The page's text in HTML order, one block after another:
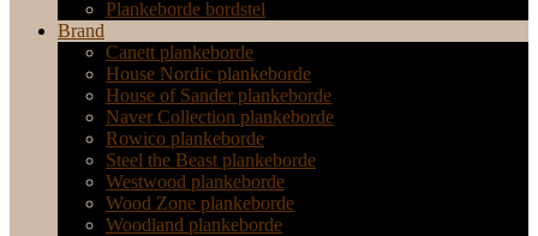
Plankeborde bordstel
Brand
Canett plankeborde
House Nordic plankeborde
House of Sander plankeborde
Naver Collection plankeborde
Rowico plankeborde
Steel the Beast plankeborde
Westwood plankeborde
Wood Zone plankeborde
Woodland plankeborde